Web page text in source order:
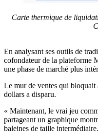
Carte thermique de
En analysant ses outils de
cofondateur de la plateforme
une phase de marché plus
Le mur de ventes qui bloquait
dollars a disparu.
« Maintenant, le vrai jeu
partageant un graphique
baleines de taille intermédiaire.